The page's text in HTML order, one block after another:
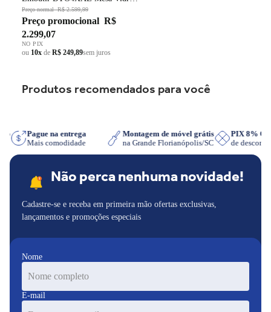
Grade em Ferro Fundido Dupla
Chama Preto Bivolt
Preço normalR$ 2.599,99
Preço promocional R$
2.299,07
NO PIX
ou 10x de R$ 249,89sem juros
Produtos recomendados para você
Pague na entrega
Mais comodidade
Montagem de móvel grátis
na Grande Florianópolis/SC
PIX 8%
de
Não perca nenhuma novidade!
Cadastre-se e receba em primeira mão ofertas exclusivas,
lançamentos e promoções especiais
Nome
E-mail